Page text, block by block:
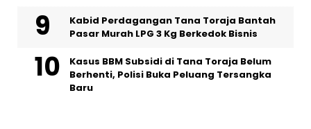
Kabid Perdagangan Tana Toraja Bantah
Pasar Murah LPG 3 Kg Berkedok Bisnis
Kasus BBM Subsidi di Tana Toraja Belum
Berhenti, Polisi Buka Peluang Tersangka
Baru